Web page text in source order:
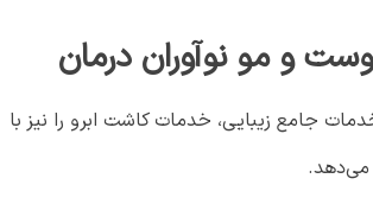
و مو نوآوران درمان
جامع زیبایی، خدمات کاشت ابرو را نیز با